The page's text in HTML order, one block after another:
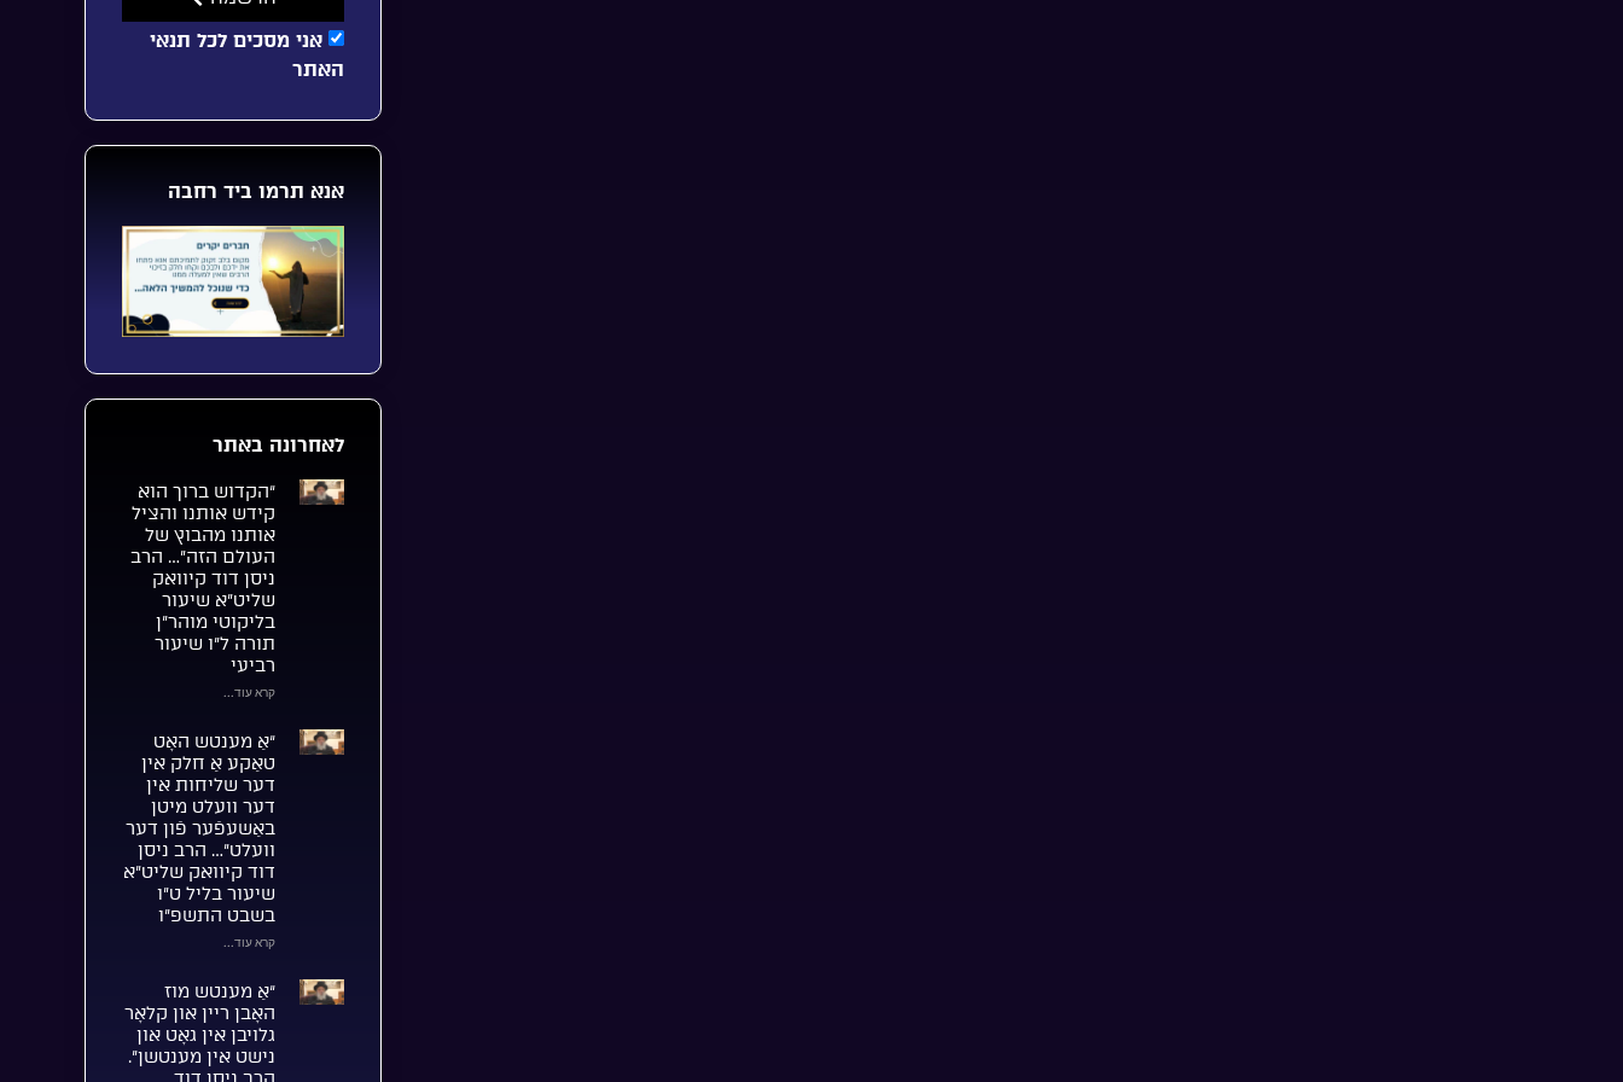
אני מסכים לכל תנאי
האתר
אנא תרמו ביד רחבה
לאחרונה באתר
“הקדוש ברוך הוא
קידש אותנו והציל
אותנו מהבוץ של
העולם הזה”… הרב
ניסן דוד קיוואק
שליט”א שיעור
בליקוטי מוהר”ן
תורה ל”ו שיעור
רביעי
קרא עוד...
“אַ מענטש האָט
טאַקע אַ חלק אין
דער שליחות אין
דער וועלט מיטן
באַשעפֿער פֿון דער
וועלט”… הרב ניסן
דוד קיוואק שליט”א
שיעור בליל ט”ו
בשבט התשפ”ו
קרא עוד...
“אַ מענטש מוז
האָבן ריין און קלאָר
גלויבן אין גאָט און
נישט אין מענטשן”.